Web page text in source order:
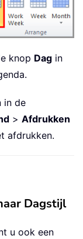
knop Dag in
in de
> Afdrukken
afdrukken.
Dagstijl
u ook een